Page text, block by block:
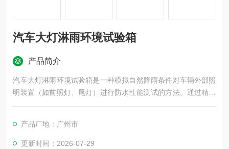
汽车大灯淋雨环境试验箱
产品简介
汽车大灯淋雨环境试验箱是一种模拟自然降雨条件对车辆外部照
明装置（如前照灯、尾灯）进行防水性能测试的方法。通过精确
控制喷水压力、流量、角度以及持续时间等因素，来评估灯具是
故障导致的功能失效。
产品厂地：广州市
更新时间：2026-07-29